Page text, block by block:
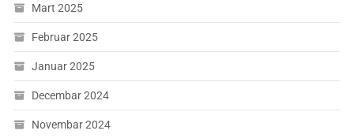
Mart 2025
Februar 2025
Januar 2025
Decembar 2024
Novembar 2024